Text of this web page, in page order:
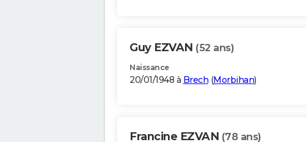
Guy EZVAN (52 ans)
Naissance
20/01/1948 à Brech (Morbihan)
Francine EZVAN (78 ans)